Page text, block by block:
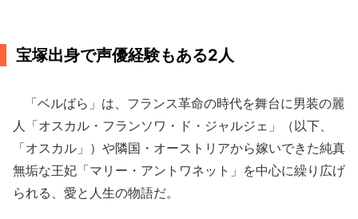
宝塚出身で声優経験もある2人
「ベルばら」は、フランス革命の時代を舞台に男装の麗
人「オスカル・フランソワ・ド・ジャルジェ」（以下、
「オスカル」）や隣国・オーストリアから嫁いできた純真
無垢な王妃「マリー・アントワネット」を中心に繰り広げ
られる、愛と人生の物語だ。